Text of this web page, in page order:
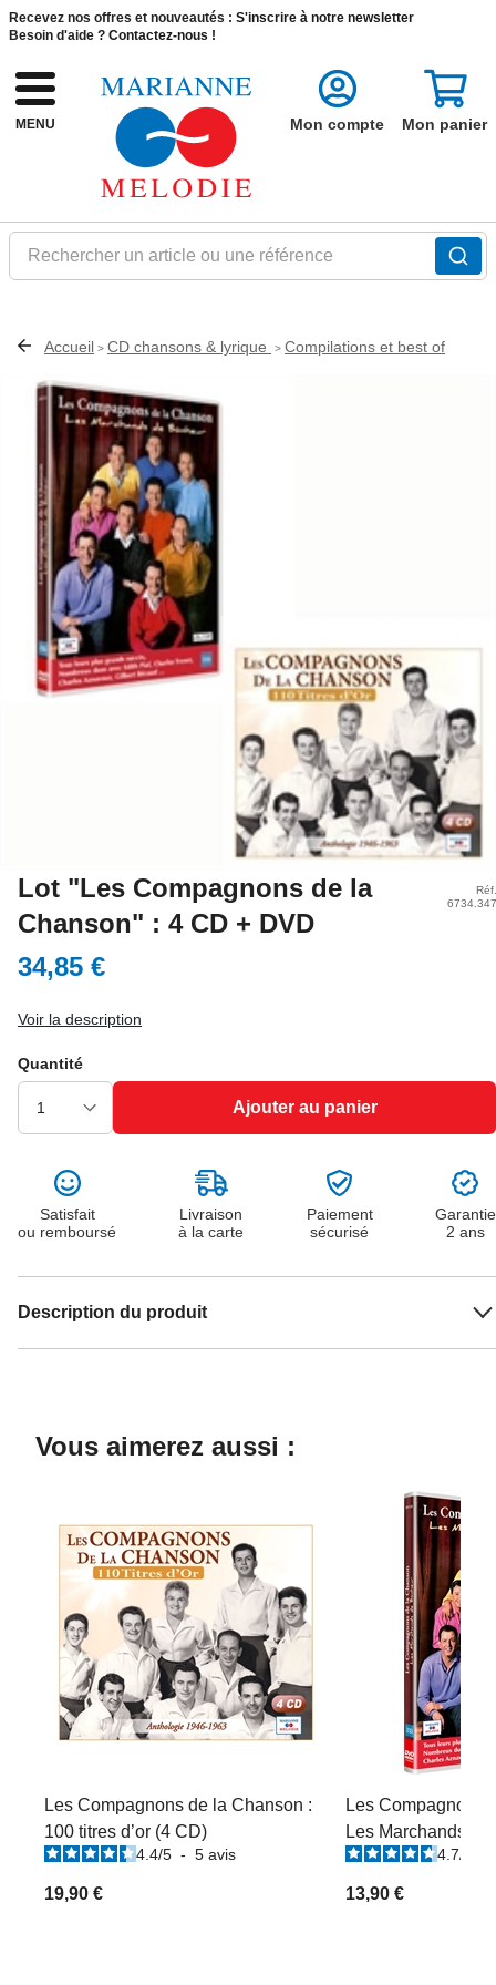
Recevez nos offres et nouveautés : S'inscrire à notre newsletter
Besoin d'aide ? Contactez-nous !
MENU
Rechercher un article ou une référence
Mon compte Mon panier
Accueil > CD chansons & lyrique > Compilations et best of
Lot "Les Compagnons de la
Chanson" : 4 CD + DVD
34,85 €
Voir la description
Quantité
Ajouter au panier
Satisfait
ou remboursé
Livraison
à la carte
Paiement
sécurisé
Garantie
2 ans
Description du produit
Vous aimerez aussi :
Les Compagnons de la Chanson :
100 titres d’or (4 CD)
4.4/5 - 5 avis
19,90 €
Les Compagnons
Les Marchands
4.7/
13,90 €